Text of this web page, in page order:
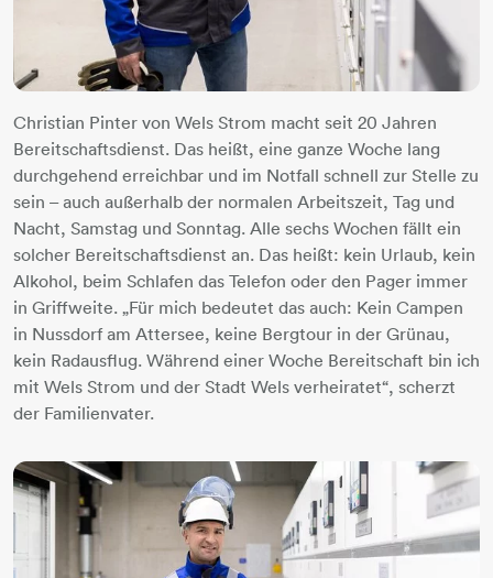
Christian Pinter von Wels Strom macht seit 20 Jahren
Bereitschaftsdienst. Das heißt, eine ganze Woche lang
durchgehend erreichbar und im Notfall schnell zur Stelle zu
sein – auch außerhalb der normalen Arbeitszeit, Tag und
Nacht, Samstag und Sonntag. Alle sechs Wochen fällt ein
solcher Bereitschaftsdienst an. Das heißt: kein Urlaub, kein
Alkohol, beim Schlafen das Telefon oder den Pager immer
in Griffweite. „Für mich bedeutet das auch: Kein Campen
in Nussdorf am Attersee, keine Bergtour in der Grünau,
kein Radausflug. Während einer Woche Bereitschaft bin ich
mit Wels Strom und der Stadt Wels verheiratet“, scherzt
der Familienvater.